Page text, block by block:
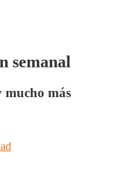
semanal
mucho más